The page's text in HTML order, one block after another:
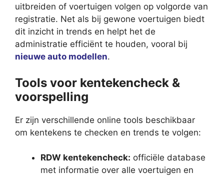
uitbreiden of voertuigen volgen op volgorde van
registratie. Net als bij gewone voertuigen biedt
dit inzicht in trends en helpt het de
administratie efficiënt te houden, vooral bij
nieuwe auto modellen.
Tools voor kentekencheck &
voorspelling
Er zijn verschillende online tools beschikbaar
om kentekens te checken en trends te volgen:
RDW kentekencheck: officiële database
met informatie over alle voertuigen en